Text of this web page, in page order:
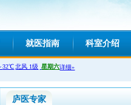
就医指南 科室介绍
庐医专家